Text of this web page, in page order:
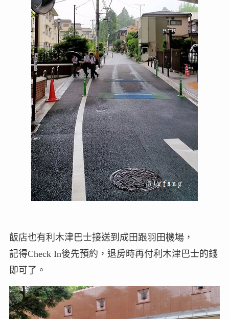
飯店也有利木津巴士接送到成田跟羽田機場，
記得Check In後先預約，退房時再付利木津巴士的錢
即可了。